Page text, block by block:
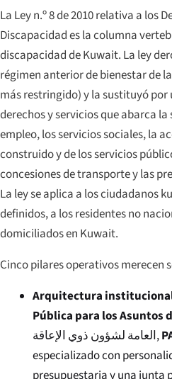
La Ley n.º 8 de 2010 relativa a los
Discapacidad es la columna
discapacidad de Kuwait. La ley
régimen anterior de bienestar de
más restringido) y la sustituyó por
derechos y servicios que abarca
empleo, los servicios sociales, la
construido y de los servicios
concesiones de transporte y las
La ley se aplica a los ciudadanos
definidos, a los residentes no
domiciliados en Kuwait.
Cinco pilares operativos merecen
Arquitectura
Pública para los Asuntos
العامة لشؤون ذوي الإعاقة,
especializado con
presupuestaria y una junta